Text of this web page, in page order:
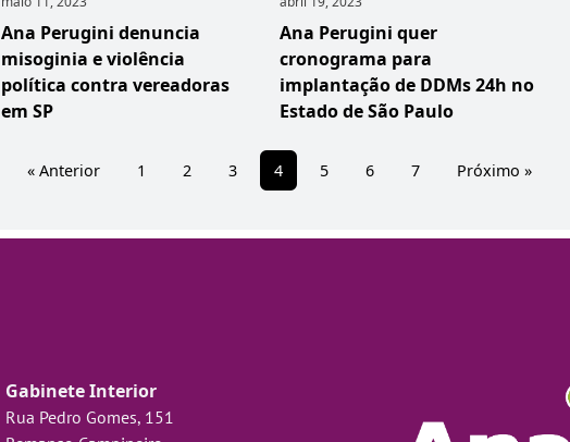
Ana Perugini denuncia
misoginia e violência
política contra vereadoras
em SP
Ana Perugini quer
cronograma para
implantação de DDMs 24h no
Estado de São Paulo
« Anterior 1 2 3 4 5 6 7 Próximo »
Gabinete Interior
Rua Pedro Gomes, 151